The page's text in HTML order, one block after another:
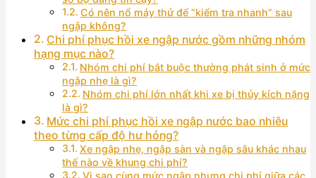
Có nên nổ máy thử để “kiểm tra nhanh” sau
ngập không?
Chi phí phục hồi xe ngập nước gồm những nhóm
hạng mục nào?
Nhóm chi phí bắt buộc thường phát sinh ở mức
ngập nhẹ là gì?
Nhóm chi phí lớn nhất khi xe bị thủy kích nặng
là gì?
Mức chi phí phục hồi xe ngập nước bao nhiêu
theo từng cấp độ hư hỏng?
Xe ngập nhẹ, ngập sàn và ngập sâu khác nhau
thế nào về khung chi phí?
Vì sao cùng mức ngập nhưng chi phí giữa các